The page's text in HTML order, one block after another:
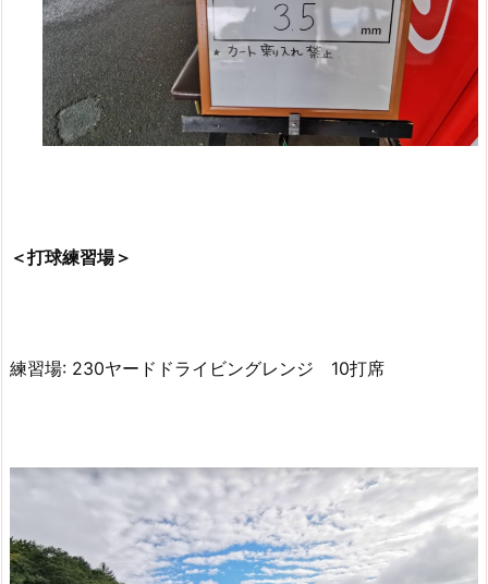
＜打球練習場＞
練習場: 230ヤードドライビングレンジ 10打席